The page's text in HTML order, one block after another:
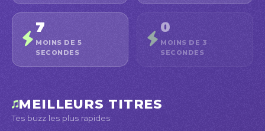
7
MOINS DE 5
SECONDES
0
MOINS DE 3
SECONDES
MEILLEURS TITRES
Tes buzz les plus rapides